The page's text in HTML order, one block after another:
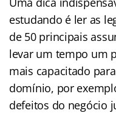
estudando é ler as
de 50 principais
levar um tempo um
mais capacitado
domínio, por
defeitos do negócio